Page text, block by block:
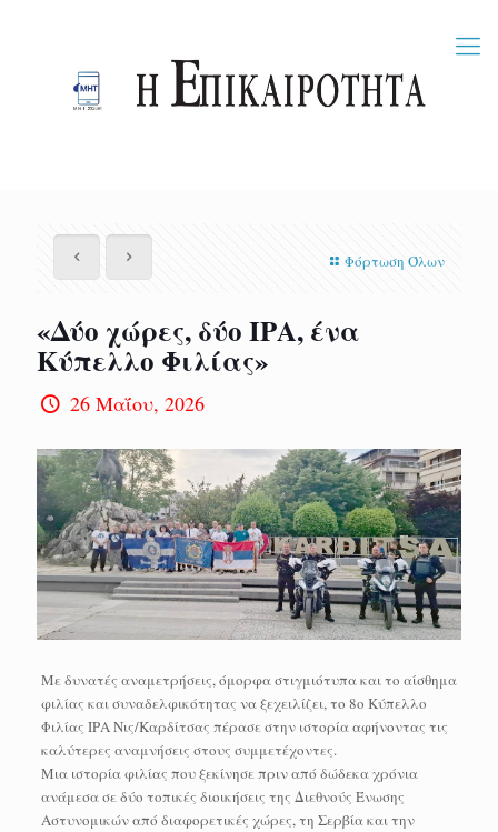
Φόρτωση Όλων
«Δύο χώρες, δύο ΙΡΑ, ένα
Κύπελλο Φιλίας»
26 Μαΐου, 2026
Με δυνατές αναμετρήσεις, όμορφα στιγμιότυπα και το αίσθημα
φιλίας και συναδελφικότητας να ξεχειλίζει, το 8ο Κύπελλο
Φιλίας ΙΡΑ Νις/Καρδίτσας πέρασε στην ιστορία αφήνοντας τις
καλύτερες αναμνήσεις στους συμμετέχοντες.
Μια ιστορία φιλίας που ξεκίνησε πριν από δώδεκα χρόνια
ανάμεσα σε δύο τοπικές διοικήσεις της Διεθνούς Ένωσης
Αστυνομικών από διαφορετικές χώρες, τη Σερβία και την